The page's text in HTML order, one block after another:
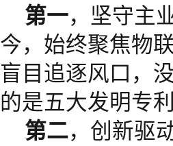
第一，坚守主
今，始终聚焦物
盲目追逐风口，
的是五大发明专
第二，创新驱